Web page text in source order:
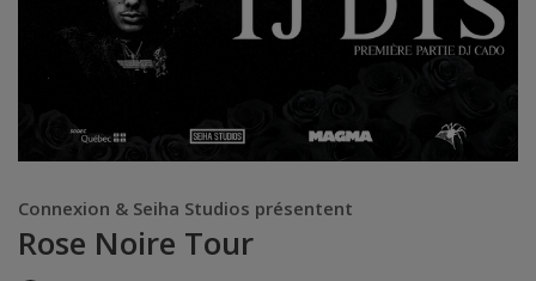
Connexion & Seiha Studios présentent
Rose Noire Tour